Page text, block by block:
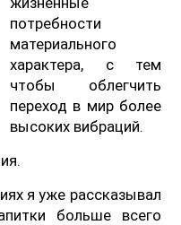
потребности
материального
характера, с тем
чтобы облегчить
переход в мир более
высоких вибраций.
я уже рассказывал
больше всего